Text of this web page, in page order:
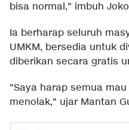
bisa normal," imbuh
Ia berharap seluruh
UMKM, bersedia untuk
diberikan secara gratis
"Saya harap semua
menolak," ujar Mantan